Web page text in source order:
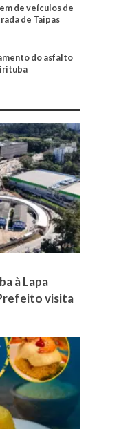
de veículos de
de Taipas
do asfalto
à Lapa
visita